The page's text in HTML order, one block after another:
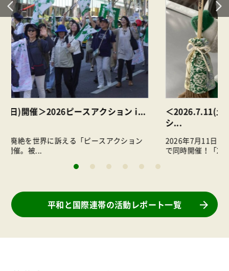
＜2026.7.11(土)開催＞【ピースアクションinヒロ
2026年7月11日（土）、東新宿と武蔵野プレイスの2会場
で同時開催！「2026...
平和と国際連帯の活動レポート一覧